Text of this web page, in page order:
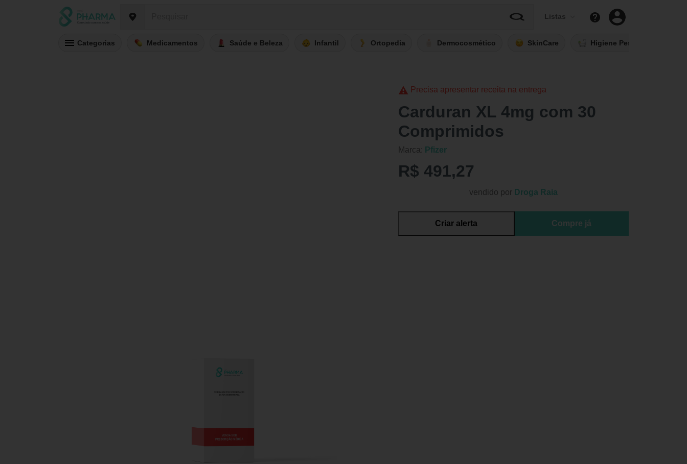
Listas
Categorias Medicamentos Saúde e Beleza Infantil Ortopedia Dermocosmético SkinCare Higiene Pessoal
Precisa apresentar receita na entrega
Carduran XL 4mg com 30
Comprimidos
Marca: Pfizer
R$ 491,27
vendido por Droga Raia
Criar alerta Compre já